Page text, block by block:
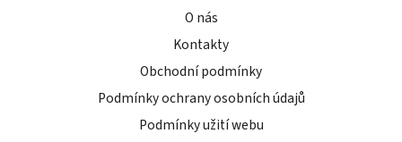
O nás
Kontakty
Obchodní podmínky
Podmínky ochrany osobních údajů
Podmínky užití webu